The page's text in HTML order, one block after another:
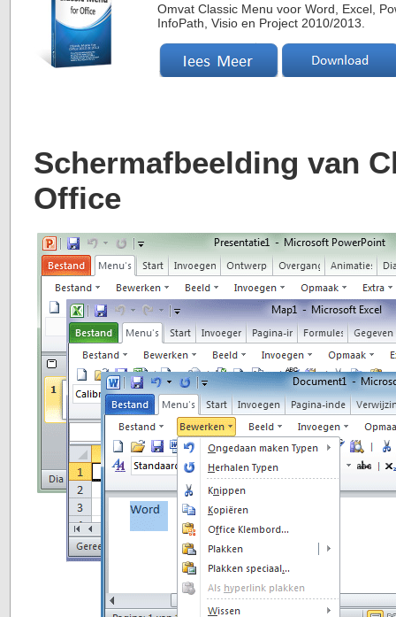
Omvat Classic Menu voor Word, Excel,
InfoPath, Visio en Project 2010/2013.
Schermafbeelding van
Office